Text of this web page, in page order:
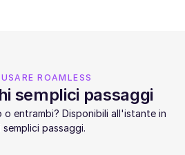
ROAMLESS
semplici passaggi
entrambi? Disponibili all'istante in
passaggi.